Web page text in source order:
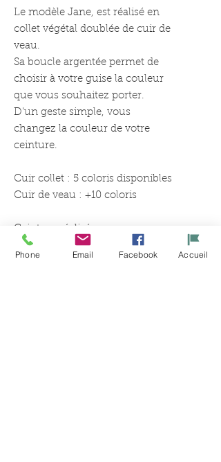
Le modèle Jane, est réalisé en
collet végétal doublée de cuir de
veau.
Sa boucle argentée permet de
choisir à votre guise la couleur
que vous souhaitez porter.
D'un geste simple, vous
changez la couleur de votre
ceinture.
Cuir collet : 5 coloris disponibles
Cuir de veau : +10 coloris
Ceinture réalisée sur mesure,
vous recevrez le délai de
Phone Email Facebook Accueil